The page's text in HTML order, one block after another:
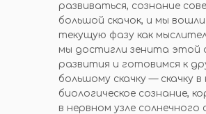
развиваться, сознание
большой скачок, и мы вошли
текущую фазу как
мы достигли зенита этой
развития и готовимся к
большому скачку — скачку в
биологическое сознание,
в нервном узле солнечного